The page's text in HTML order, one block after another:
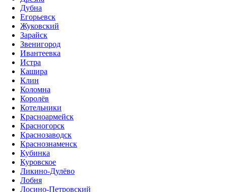
Дубна
Егорьевск
Жуковский
Зарайск
Звенигород
Ивантеевка
Истра
Кашира
Клин
Коломна
Королёв
Котельники
Красноармейск
Красногорск
Краснозаводск
Краснознаменск
Кубинка
Куровское
Ликино-Дулёво
Лобня
Лосино-Петровский